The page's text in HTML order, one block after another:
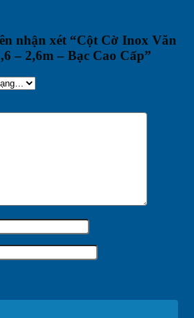
nhận xét “Cột Cờ Inox Văn
– 2,6m – Bạc Cao Cấp”